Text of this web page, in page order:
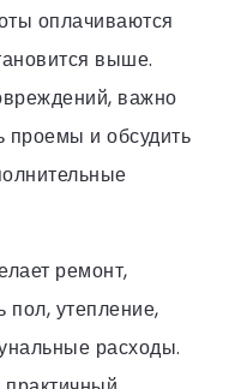
оплачиваются
выше.
важно
проемы и обсудить
ремонт,
пол, утепление,
расходы.